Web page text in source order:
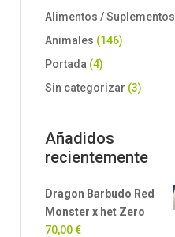
Alimentos / Suplementos
Animales (146)
Portada (4)
Sin categorizar (3)
Añadidos
recientemente
Dragon Barbudo Red
Monster x het Zero
70,00€